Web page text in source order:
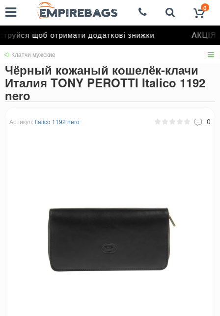
щоб отримати додаткові знижки АКЦІЯ
0
Клатчи мужские
Чёрный кожаный кошелёк-клачи
Италия TONY PEROTTI Italico 1192
nero
Артикул: Italico 1192 nero 0